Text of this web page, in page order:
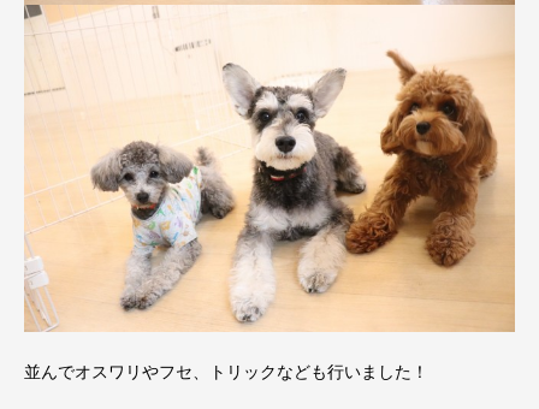
並んでオスワリやフセ、トリックなども行いました！